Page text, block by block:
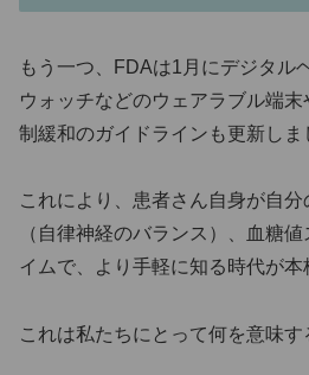
もう一つ、FDAは1月にデジタル
ウォッチなどのウェアラブル端
制緩和のガイドラインも更新しま
これにより、患者さん自身が自
（自律神経のバランス）、血糖
イムで、より手軽に知る時代が本
これは私たちにとって何を意味す